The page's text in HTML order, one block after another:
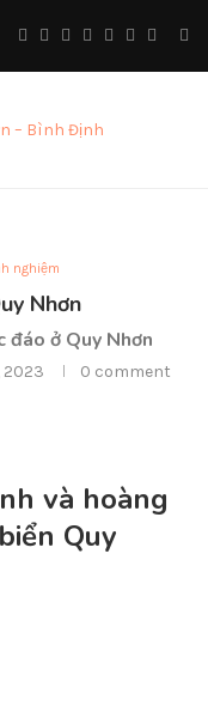
nghiệm
Nhơn
đáo ở Quy Nhơn
2023 0 comment
và hoàng
Quy